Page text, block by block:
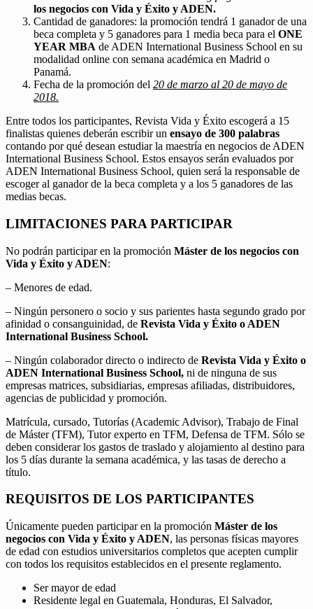
los negocios con Vida y Éxito y ADEN.
Cantidad de ganadores: la promoción tendrá 1 ganador de una
beca completa y 5 ganadores para 1 media beca para el ONE
YEAR MBA de ADEN International Business School en su
modalidad online con semana académica en Madrid o
Panamá.
Fecha de la promoción del 20 de marzo al 20 de mayo de
2018.
Entre todos los participantes, Revista Vida y Éxito escogerá a 15
finalistas quienes deberán escribir un ensayo de 300 palabras
contando por qué desean estudiar la maestría en negocios de ADEN
International Business School. Estos ensayos serán evaluados por
ADEN International Business School, quien será la responsable de
escoger al ganador de la beca completa y a los 5 ganadores de las
medias becas.
LIMITACIONES PARA PARTICIPAR
No podrán participar en la promoción Máster de los negocios con
Vida y Éxito y ADEN:
– Menores de edad.
– Ningún personero o socio y sus parientes hasta segundo grado por
afinidad o consanguinidad, de Revista Vida y Éxito o ADEN
International Business School.
– Ningún colaborador directo o indirecto de Revista Vida y Éxito o
ADEN International Business School, ni de ninguna de sus
empresas matrices, subsidiarias, empresas afiliadas, distribuidores,
agencias de publicidad y promoción.
Matrícula, cursado, Tutorías (Academic Advisor), Trabajo de Final
de Máster (TFM), Tutor experto en TFM, Defensa de TFM. Sólo se
deben considerar los gastos de traslado y alojamiento al destino para
los 5 días durante la semana académica, y las tasas de derecho a
título.
REQUISITOS DE LOS PARTICIPANTES
Únicamente pueden participar en la promoción Máster de los
negocios con Vida y Éxito y ADEN, las personas físicas mayores
de edad con estudios universitarios completos que acepten cumplir
con todos los requisitos establecidos en el presente reglamento.
Ser mayor de edad
Residente legal en Guatemala, Honduras, El Salvador,